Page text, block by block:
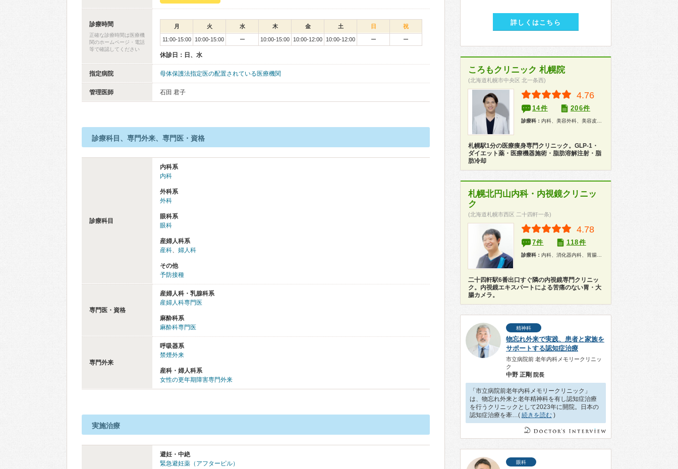
診療時間
正確な診療時間は医療機
関のホームページ・電話
等で確認してください
月 火 水 木 金 土 日 祝
11:00-15:00 10:00-15:00 ー 10:00-15:00 10:00-12:00 10:00-12:00 ー ー
休診日：日、水
指定病院 母体保護法指定医の配置されている医療機関
管理医師 石田 君子
診療科目、専門外来、専門医・資格
診療科目
内科系
内科
外科系
外科
眼科系
眼科
産婦人科系
産科、 婦人科
その他
予防接種
専門医・資格
産婦人科・乳腺科系
産婦人科専門医
麻酔科系
麻酔科専門医
専門外来
呼吸器系
禁煙外来
産科・婦人科系
女性の更年期障害専門外来
実施治療
避妊・中絶
緊急避妊薬（アフターピル）
詳しくはこちら
ころもクリニック 札幌院
(北海道札幌市中央区 北一条西)
4.76
14件 206件
診療科： 内科、美容外科、美容皮膚科
札幌駅1分の医療痩身専門クリニック。GLP-1・
ダイエット薬・医療機器施術・脂肪溶解注射・脂
肪冷却
札幌北円山内科・内視鏡クリニッ
ク
(北海道札幌市西区 二十四軒一条)
4.78
7件 118件
診療科： 内科、消化器内科、胃腸科、内視鏡、健康診断、人間ドック
二十四軒駅6番出口すぐ隣の内視鏡専門クリニッ
ク。内視鏡エキスパートによる苦痛のない胃・大
腸カメラ。
精神科
物忘れ外来で実践、患者と家族を
サポートする認知症治療
市立病院前 老年内科メモリークリニッ
ク
中野 正剛 院長
「市立病院前老年内科メモリークリニック」
は、物忘れ外来と老年精神科を有し認知症治療
を行うクリニックとして2023年に開院。日本の
認知症治療を牽…( 続きを読む )
眼科